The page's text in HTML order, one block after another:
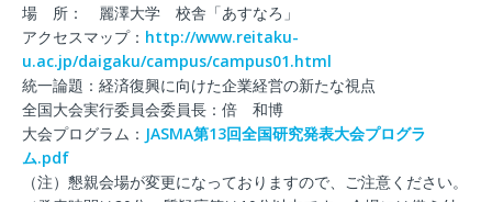
場 所： 麗澤大学 校舎「あすなろ」
アクセスマップ： http://www.reitaku-
u.ac.jp/daigaku/campus/campus01.html
統一論題：経済復興に向けた企業経営の新たな視点
全国大会実行委員会委員長：倍 和博
大会プログラム： JASMA第13回全国研究発表大会プログラ
ム.pdf
（注）懇親会場が変更になっておりますので、ご注意ください。